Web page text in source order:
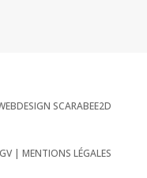
SCARABEE2D
|MENTIONS LÉGALES